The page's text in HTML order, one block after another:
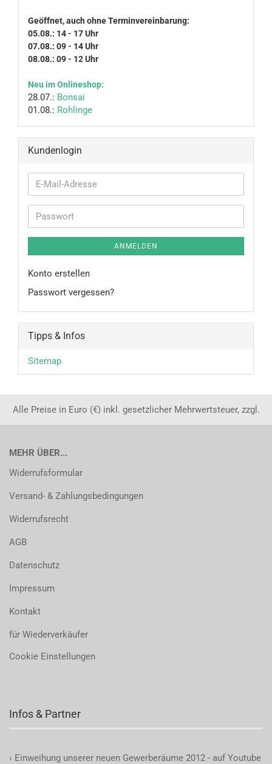
Geöffnet, auch ohne Terminvereinbarung:
05.08.: 14 - 17 Uhr
07.08.: 09 - 14 Uhr
08.08.: 09 - 12 Uhr
Neu im Onlineshop:
28.07.: Bonsai
01.08.: Rohlinge
Kundenlogin
E-
Mail-
Passwort
ANMELDEN
Konto erstellen
Passwort vergessen?
Tipps & Infos
Sitemap
Alle Preise in Euro (€) inkl. gesetzlicher Mehrwertsteuer, zzgl.
MEHR ÜBER...
Widerrufsformular
Versand- & Zahlungsbedingungen
Widerrufsrecht
AGB
Datenschutz
Impressum
Kontakt
für Wiederverkäufer
Cookie Einstellungen
Infos & Partner
› Einweihung unserer neuen Gewerberäume 2012 - auf Youtube